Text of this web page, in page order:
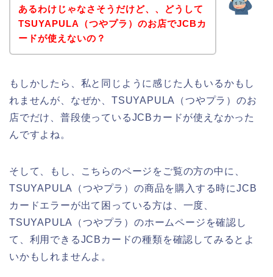
あるわけじゃなさそうだけど、、どうして
TSUYAPULA（つやプラ）のお店でJCBカ
ードが使えないの？
もしかしたら、私と同じように感じた人もいるかもし
れませんが、なぜか、TSUYAPULA（つやプラ）のお
店でだけ、普段使っているJCBカードが使えなかった
んですよね。
そして、もし、こちらのページをご覧の方の中に、
TSUYAPULA（つやプラ）の商品を購入する時にJCB
カードエラーが出て困っている方は、一度、
TSUYAPULA（つやプラ）のホームページを確認し
て、利用できるJCBカードの種類を確認してみるとよ
いかもしれませんよ。